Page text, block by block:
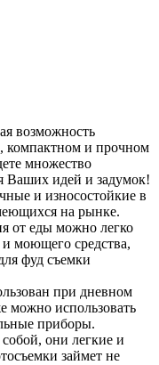
возможность
компактном и прочном
множество
Ваших идей и задумок!
и износостойкие в
на рынке.
от еды можно легко
моющего средства,
фуд съемки
при дневном
можно использовать
приборы.
они легкие и
займет не